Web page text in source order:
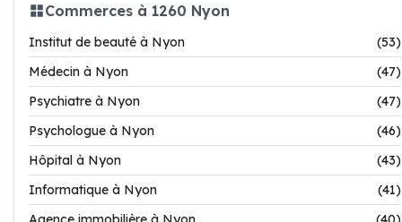
Commerces à 1260 Nyon
Institut de beauté à Nyon
(53)
Médecin à Nyon
(47)
Psychiatre à Nyon
(47)
Psychologue à Nyon
(46)
Hôpital à Nyon
(43)
Informatique à Nyon
(41)